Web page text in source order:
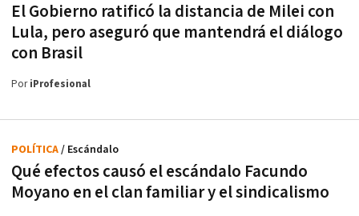
El Gobierno ratificó la distancia de Milei con
Lula, pero aseguró que mantendrá el diálogo
con Brasil
PoriProfesional
Qué efectos causó el escándalo Facundo
Moyano en el clan familiar y el sindicalismo
POLÍTICA/ Escándalo